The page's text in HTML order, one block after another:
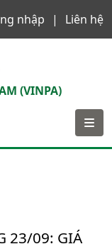
nhập
Liên hệ
(VINPA)
23/09: GIÁ